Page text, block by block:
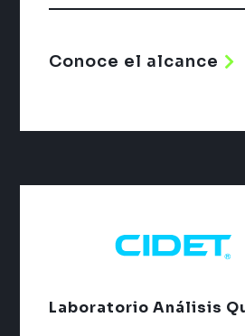
Conoce el alcance
LaboratorioAnálisis